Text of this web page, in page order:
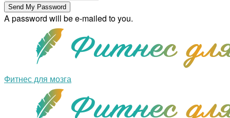
A password will be e-mailed to you.
Фитнес для мозга